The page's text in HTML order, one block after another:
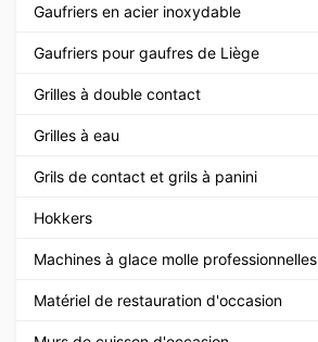
Gaufriers en acier inoxydable
Gaufriers pour gaufres de Liège
Grilles à double contact
Grilles à eau
Grils de contact et grils à panini
Hokkers
Machines à glace molle professionnelles
Matériel de restauration d'occasion